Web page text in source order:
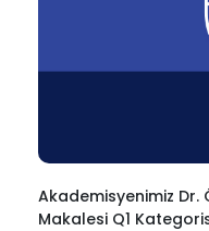
Akademisyenimiz Dr.
Makalesi Q1